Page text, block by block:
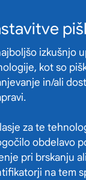
izkušnjo
kot so
in/ali
za te
obdelavo
pri brskanju
na tem